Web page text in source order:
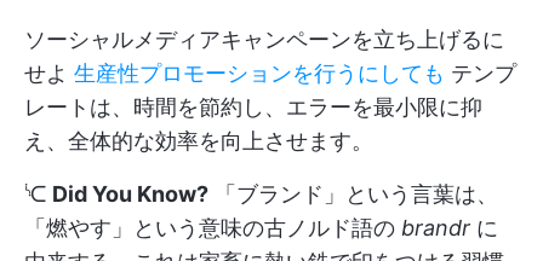
ソーシャルメディアキャンペーンを立ち上げるに
せよ 生産性プロモーションを行うにしても テンプ
レートは、時間を節約し、エラーを最小限に抑
え、全体的な効率を向上させます。
ᔍ Did You Know? 「ブランド」という言葉は、
「燃やす」という意味の古ノルド語の brandr に